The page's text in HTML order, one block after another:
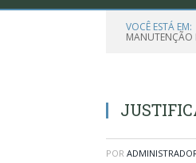
VOCÊ ESTÁ EM:
MANUTENÇÃO
POR